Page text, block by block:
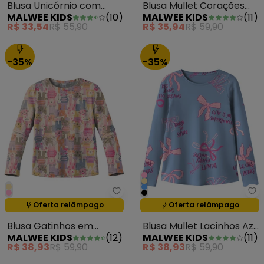
Blusa Unicórnio com
Glitter Bege
MALWEE KIDS (10)
R$ 33,54R$ 55,90
Blusa Mullet Corações
Rosa Escuro
MALWEE KIDS (11)
R$ 35,94R$ 59,90
-35%
Malwee Kids - Blusa Gatinhos
Oferta relâmpago
Termina em:01:23:59
Blusa Gatinhos em
Cotton Off White
MALWEE KIDS (12)
R$ 38,93R$ 59,90
-35%
Oferta relâmpago
Termina em:01:23:59
Blusa Mullet Lacinhos Azul
Pastel
MALWEE KIDS (11)
R$ 38,93R$ 59,90